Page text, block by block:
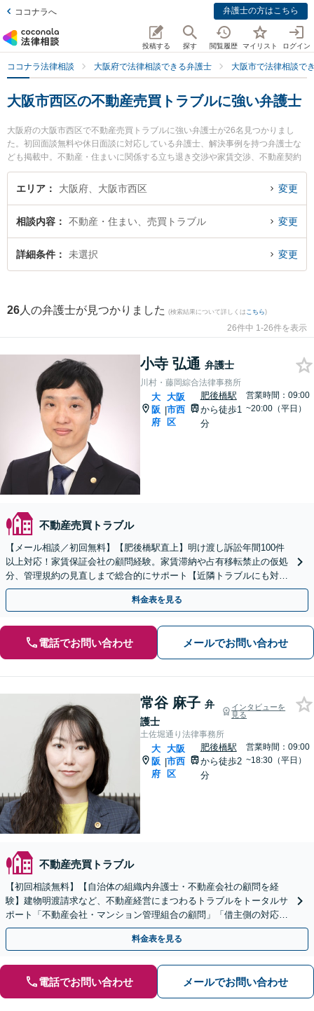
ココナラへ 弁護士の方はこちら
投稿する 探す 閲覧履歴 マイリスト ログイン
ココナラ法律相談 大阪府で法律相談できる弁護士 大阪市で法律相談で
大阪市西区の不動産売買トラブルに強い弁護士
大阪府の大阪市西区で不動産売買トラブルに強い弁護士が26名見つかりまし
た。初回面談無料や休日面談に対応している弁護士、解決事例を持つ弁護士な
ども掲載中。不動産・住まいに関係する立ち退き交渉や家賃交渉、不動産契約
解除等の細かな分野での絞り込み検索もでき便利です。特に川村・藤岡綜合法
律事務所の小寺 弘通弁護士や土佐堀通り法律事務所の常谷 麻子弁護士、法律事
トラブルのトラブルを今すぐに弁護士に相談したい』『不動産売買トラブルの
トラブル解決の実績豊富な近くの弁護士を検索したい』『初回相談無料で不動
産売買トラブルを法律相談できる大阪市西区内の弁護士に相談予約したい』な
エリア 大阪府、大阪市西区 変更
相談内容 不動産・住まい、売買トラブル 変更
詳細条件 未選択 変更
26 人の弁護士が見つかりました (検索結果について詳しくは こちら)
26件中 1-26件を表示
小寺 弘通 弁護士
川村・藤岡綜合法律事務所
大
阪
府
|
大阪
市西
区
肥後橋駅
から徒歩1
分
営業時間：09:00
~20:00（平日）
不動産売買トラブル
【メール相談／初回無料】【肥後橋駅直上】明け渡し訴訟年間100件
以上対応！家賃保証会社の顧問経験。家賃滞納や占有移転禁止の仮処
分、管理規約の見直しまで総合的にサポート【近隣トラブルにも対
応】騒音や悪臭にお困りの方も、お気軽にご相談ください
料金表を見る
電話でお問い合わせ メールでお問い合わせ
常谷 麻子 弁
護士
インタビューを
見る
土佐堀通り法律事務所
大
阪
府
|
大阪
市西
区
肥後橋駅
から徒歩2
分
営業時間：09:00
~18:30（平日）
不動産売買トラブル
【初回相談無料】【自治体の組織内弁護士・不動産会社の顧問を経
験】建物明渡請求など、不動産経営にまつわるトラブルをトータルサ
ポート「不動産会社・マンション管理組合の顧問」「借主側の対応／
立退料の増額ほか」【休日・夜間相談可】【肥後橋駅1分】
料金表を見る
電話でお問い合わせ メールでお問い合わせ